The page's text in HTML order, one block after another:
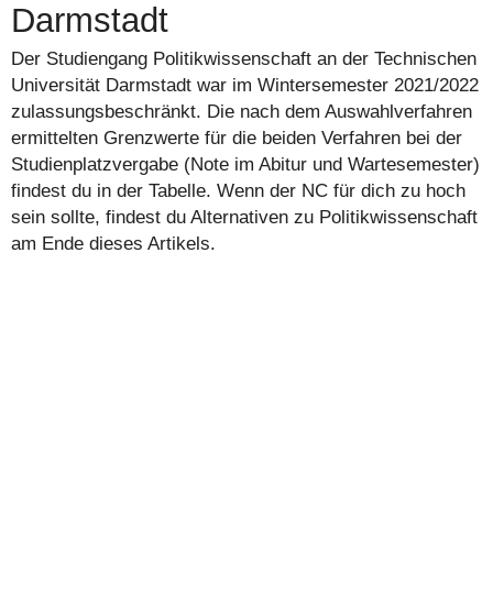
Darmstadt
Der Studiengang Politikwissenschaft an der Technischen
Universität Darmstadt war im Wintersemester 2021/2022
zulassungsbeschränkt. Die nach dem Auswahlverfahren
ermittelten Grenzwerte für die beiden Verfahren bei der
Studienplatzvergabe (Note im Abitur und Wartesemester)
findest du in der Tabelle. Wenn der NC für dich zu hoch
sein sollte, findest du Alternativen zu Politikwissenschaft
am Ende dieses Artikels.